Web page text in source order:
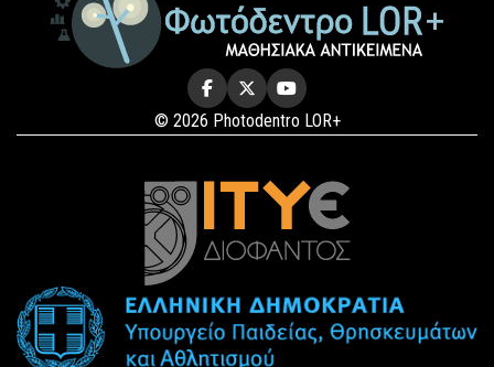
© 2026 Photodentro LOR+